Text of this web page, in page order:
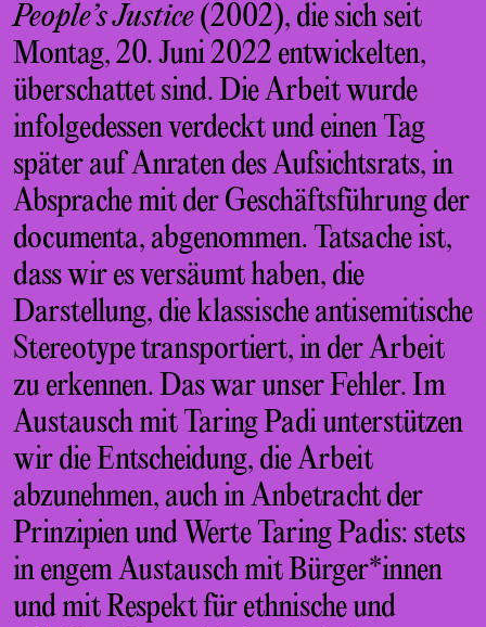
People’s Justice(2002), die sich seit
Montag, 20. Juni 2022 entwickelten,
überschattet sind. Die Arbeit wurde
infolgedessen verdeckt und einen Tag
später auf Anraten des Aufsichtsrats, in
Absprache mit der Geschäftsführung der
documenta, abgenommen. Tatsache ist,
dass wir es versäumt haben, die
Darstellung, die klassische antisemitische
Stereotype transportiert, in der Arbeit
zu erkennen. Das war unser Fehler. Im
Austausch mit Taring Padi unterstützen
wir die Entscheidung, die Arbeit
abzunehmen, auch in Anbetracht der
Prinzipien und Werte Taring Padis: stets
in engem Austausch mit Bürger*innen
und mit Respekt für ethnische und